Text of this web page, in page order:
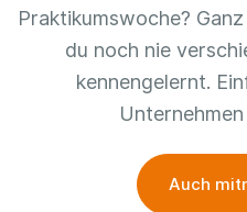
Praktikumswoche?
du noch nie
kennengelernt.
Auch